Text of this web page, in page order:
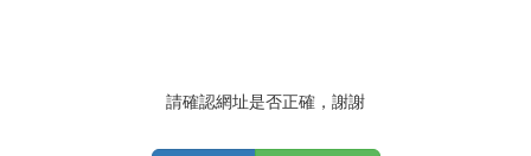
請確認網址是否正確，謝謝